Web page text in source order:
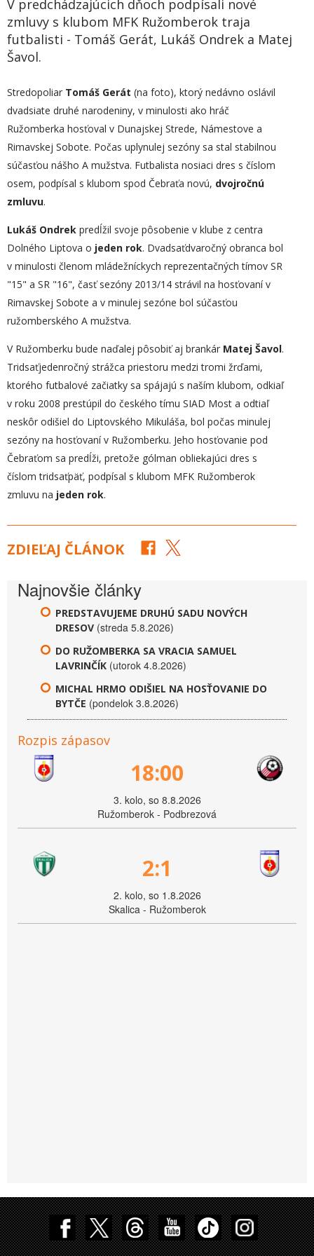
V predchádzajúcich dňoch podpísali nové
zmluvy s klubom MFK Ružomberok traja
futbalisti - Tomáš Gerát, Lukáš Ondrek a Matej
Šavol.
Stredopoliar Tomáš Gerát (na foto), ktorý nedávno oslávil
dvadsiate druhé narodeniny, v minulosti ako hráč
Ružomberka hosťoval v Dunajskej Strede, Námestove a
Rimavskej Sobote. Počas uplynulej sezóny sa stal stabilnou
súčasťou nášho A mužstva. Futbalista nosiaci dres s číslom
osem, podpísal s klubom spod Čebraťa novú, dvojročnú
zmluvu.
Lukáš Ondrek predĺžil svoje pôsobenie v klube z centra
Dolného Liptova o jeden rok. Dvadsaťdvaročný obranca bol
v minulosti členom mládežníckych reprezentačných tímov SR
"15" a SR "16", časť sezóny 2013/14 strávil na hosťovaní v
Rimavskej Sobote a v minulej sezóne bol súčasťou
ružomberského A mužstva.
V Ružomberku bude naďalej pôsobiť aj brankár Matej Šavol.
Tridsaťjedenročný strážca priestoru medzi tromi žrďami,
ktorého futbalové začiatky sa spájajú s naším klubom, odkiaľ
v roku 2008 prestúpil do českého tímu SIAD Most a odtiaľ
neskôr odišiel do Liptovského Mikuláša, bol počas minulej
sezóny na hosťovaní v Ružomberku. Jeho hosťovanie pod
Čebraťom sa predĺži, pretože gólman obliekajúci dres s
číslom tridsaťpäť, podpísal s klubom MFK Ružomberok
zmluvu na jeden rok.
ZDIEĽAJ ČLÁNOK
Najnovšie články
PREDSTAVUJEME DRUHÚ SADU NOVÝCH
DRESOV (streda 5.8.2026)
DO RUŽOMBERKA SA VRACIA SAMUEL
LAVRINČÍK (utorok 4.8.2026)
MICHAL HRMO ODIŠIEL NA HOSŤOVANIE DO
BYTČE (pondelok 3.8.2026)
Rozpis zápasov
18:00
3. kolo, so 8.8.2026
Ružomberok - Podbrezová
2:1
2. kolo, so 1.8.2026
Skalica - Ružomberok